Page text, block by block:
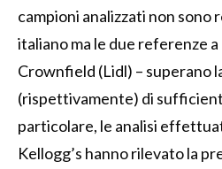
campioni analizzati non sono
italiano ma le due referenze
Crownfield (Lidl) – superano
(rispettivamente) di
particolare, le analisi
Kellogg’s hanno rilevato la